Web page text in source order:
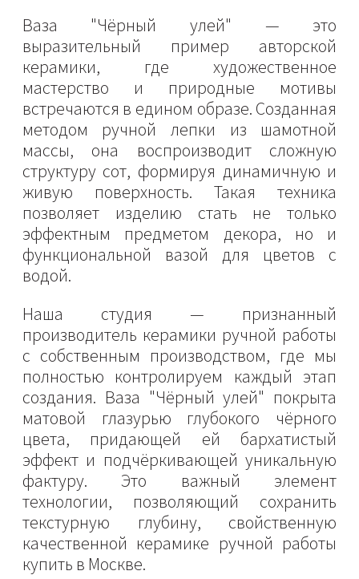
Ваза "Чёрный улей" — это
выразительный пример авторской
керамики, где художественное
мастерство и природные мотивы
встречаются в едином образе. Созданная
методом ручной лепки из шамотной
массы, она воспроизводит сложную
структуру сот, формируя динамичную и
живую поверхность. Такая техника
позволяет изделию стать не только
эффектным предметом декора, но и
функциональной вазой для цветов с
водой.
Наша студия — признанный
производитель керамики ручной работы
с собственным производством, где мы
полностью контролируем каждый этап
создания. Ваза "Чёрный улей" покрыта
матовой глазурью глубокого чёрного
цвета, придающей ей бархатистый
эффект и подчёркивающей уникальную
фактуру. Это важный элемент
технологии, позволяющий сохранить
текстурную глубину, свойственную
качественной керамике ручной работы
купить в Москве.